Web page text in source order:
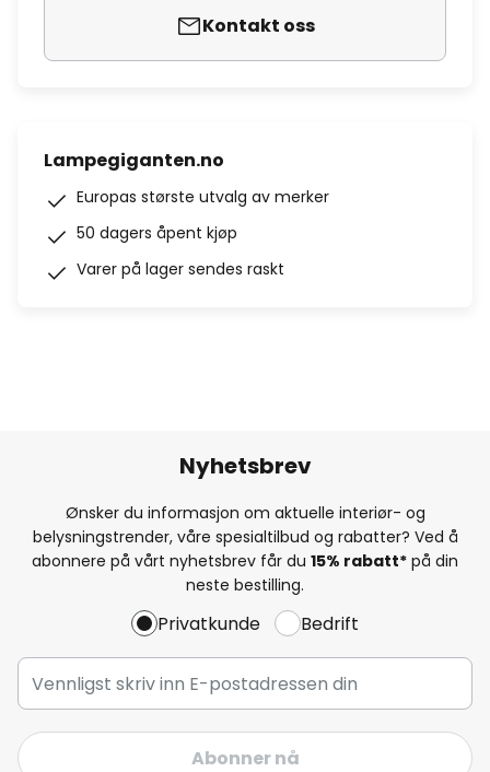
Kontakt oss
Lampegiganten.no
Europas største utvalg av merker
50 dagers åpent kjøp
Varer på lager sendes raskt
Nyhetsbrev
Ønsker du informasjon om aktuelle interiør- og
belysningstrender, våre spesialtilbud og rabatter? Ved å
abonnere på vårt nyhetsbrev får du 15% rabatt* på din
neste bestilling.
Privatkunde Bedrift
Abonner nå